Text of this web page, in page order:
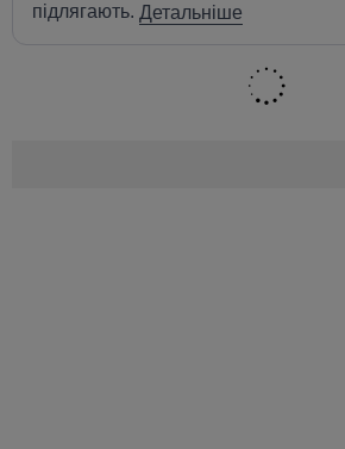
підлягають. Детальніше